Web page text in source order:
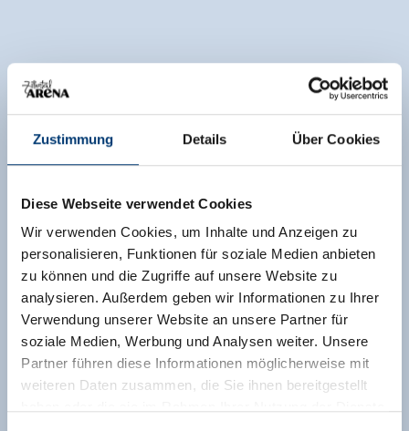
Zustimmung Details Über Cookies
Diese Webseite verwendet Cookies
Wir verwenden Cookies, um Inhalte und Anzeigen zu
personalisieren, Funktionen für soziale Medien anbieten
zu können und die Zugriffe auf unsere Website zu
analysieren. Außerdem geben wir Informationen zu Ihrer
Verwendung unserer Website an unsere Partner für
soziale Medien, Werbung und Analysen weiter. Unsere
Partner führen diese Informationen möglicherweise mit
weiteren Daten zusammen, die Sie ihnen bereitgestellt